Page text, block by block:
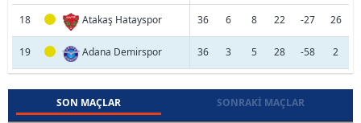
18 Atakaş Hatayspor 36 6 8 22 -27 26
19 Adana Demirspor 36 3 5 28 -58 2
SON MAÇLAR SONRAKI MAÇLAR